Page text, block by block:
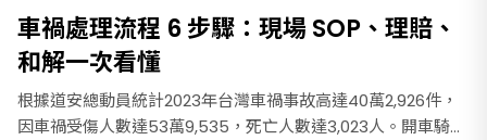
車禍處理流程 6 步驟：現場 SOP、理賠、
和解一次看懂
根據道安總動員統計2023年台灣車禍事故高達40萬2,926件，
因車禍受傷人數達53萬9,535，死亡人數達3,023人。開車騎車